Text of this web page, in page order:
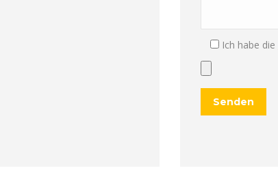
Ich habe die